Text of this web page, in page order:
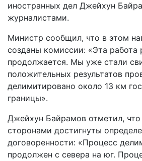
иностранных дел Джейхун
журналистами.
Министр сообщил, что в этом
созданы комиссии: «Эта работа
продолжается. Мы уже стали
положительных результатов
делимитировано около 13 км
границы».
Джейхун Байрамов отметил,
сторонами достигнуты
договоренности: «Процесс
продолжен с севера на юг.